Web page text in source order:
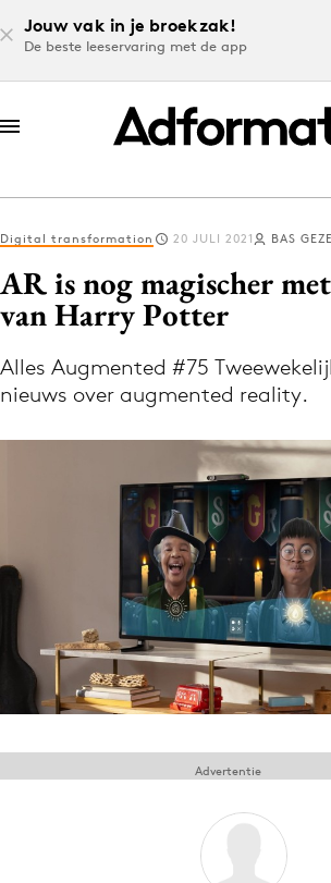
Jouw vak in je broekzak!
De beste leeservaring met de app
Log in
Volg het laatste nieuws via
Nieuws app
Menu
Home
9 sept: GenAI-training
12 nov: MarketingLive!
Adverteren
Events
Opleidingen
Digital transformation 20 JULI 2021 BAS
AR is nog magischer
van Harry Potter
Alles Augmented #75
nieuws over augmented reality.
Advertentie